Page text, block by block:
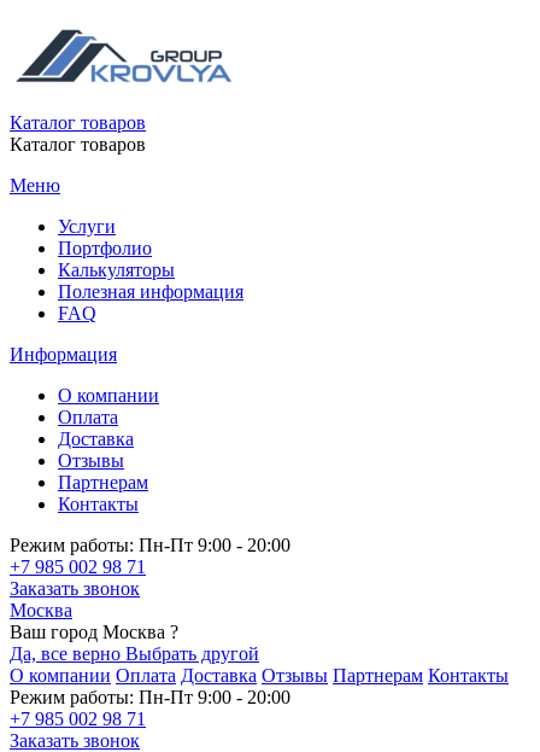
Каталог товаров
Каталог товаров
Меню
Услуги
Портфолио
Калькуляторы
Полезная информация
FAQ
Информация
О компании
Оплата
Доставка
Отзывы
Партнерам
Контакты
Режим работы: Пн-Пт 9:00 - 20:00
+7 985 002 98 71
Заказать звонок
Москва
Ваш город Москва ?
Да, все верно Выбрать другой
О компании Оплата Доставка Отзывы Партнерам Контакты
Режим работы: Пн-Пт 9:00 - 20:00
+7 985 002 98 71
Заказать звонок